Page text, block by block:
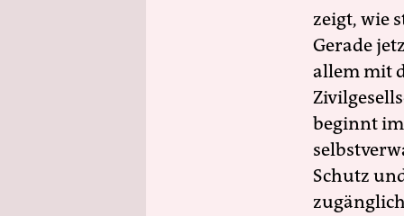
zeigt, wie
Gerade
allem mit
beginnt
Schutz